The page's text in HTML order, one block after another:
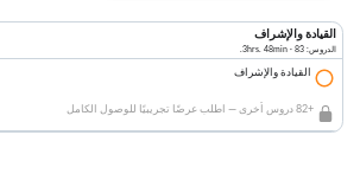
القيادة والإشراف
الدروس: 83 · 3hrs. 48min.
القيادة والإشراف
+82 دروس أخرى — اطلب عرضًا تجريبيًا للوصول الكامل